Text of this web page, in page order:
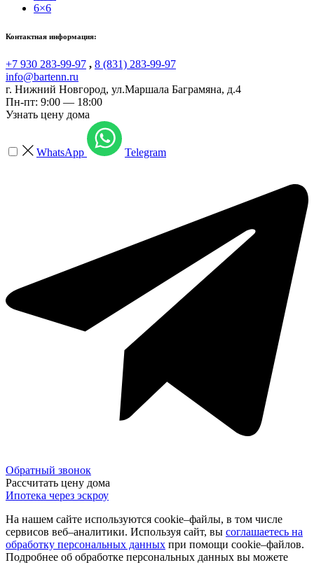
6×6
Контактная информация:
+7 930 283-99-97 , 8 (831) 283-99-97
info@bartenn.ru
г. Нижний Новгород, ул.Маршала Баграмяна, д.4
Пн-пт: 9:00 — 18:00
Узнать цену дома
WhatsApp Telegram
Обратный звонок
Рассчитать цену дома
Ипотека через эскроу
На нашем сайте используются cookie–файлы, в том числе
сервисов веб–аналитики. Используя сайт, вы соглашаетесь на
обработку персональных данных при помощи cookie–файлов.
Подробнее об обработке персональных данных вы можете